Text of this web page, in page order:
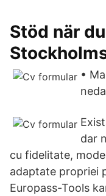
Stöd när
•
dar
cu fidelitate,
adaptate propriei
Europass-Tools